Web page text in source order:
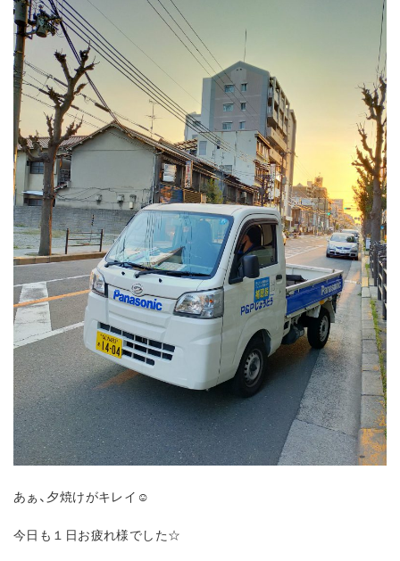
あぁ、夕焼けがキレイ☺️
今日も１日お疲れ様でした☆